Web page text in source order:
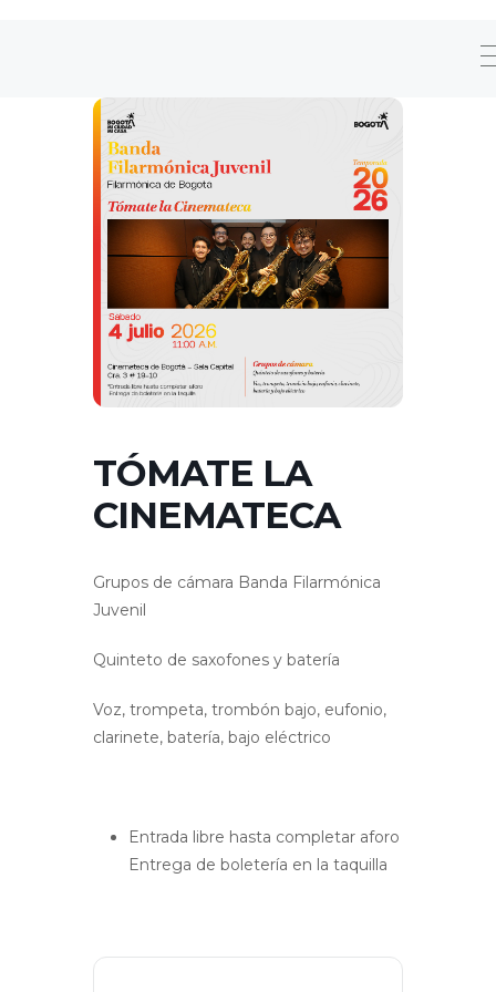
TÓMATE LA
CINEMATECA
Grupos de cámara Banda Filarmónica
Juvenil
Quinteto de saxofones y batería
Voz, trompeta, trombón bajo, eufonio,
clarinete, batería, bajo eléctrico
Entrada libre hasta completar aforo
Entrega de boletería en la taquilla